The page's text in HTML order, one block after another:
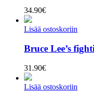
34.90€
Lisää ostoskoriin
Bruce Lee’s
31.90€
Lisää ostoskoriin